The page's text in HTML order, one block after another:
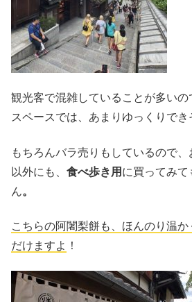
観光客で混雑していることが多い
スペースでは、あまりゆっくりで
もちろんバラ売りもしているので
以外にも、 食べ歩き用 に買ってみ
ん。
こちらの阿闍梨餅も、ほんのり温
だけますよ ！